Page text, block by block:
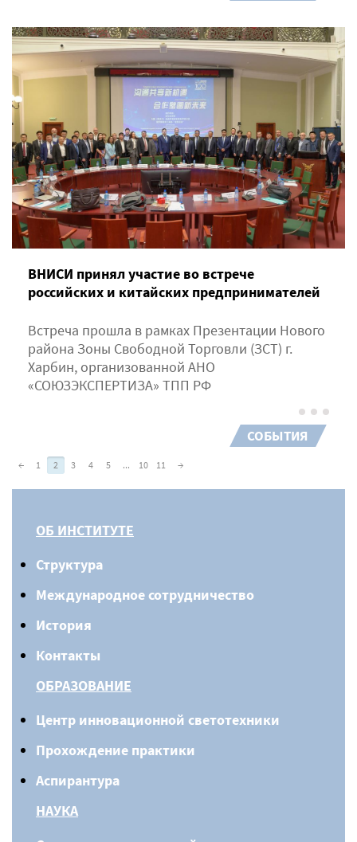
ВНИСИ принял участие во встрече
российских и китайских предпринимателей
Встреча прошла в рамках Презентации Нового
района Зоны Свободной Торговли (ЗСТ) г.
Харбин, организованной АНО
«СОЮЗЭКСПЕРТИЗА» ТПП РФ
СОБЫТИЯ
← 1 2 3 4 5 ... 10 11 →
ОБ ИНСТИТУТЕ
Структура
Международное сотрудничество
История
Контакты
ОБРАЗОВАНИЕ
Центр инновационной светотехники
Прохождение практики
Аспирантура
НАУКА